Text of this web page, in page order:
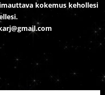
kokemus kehollesi